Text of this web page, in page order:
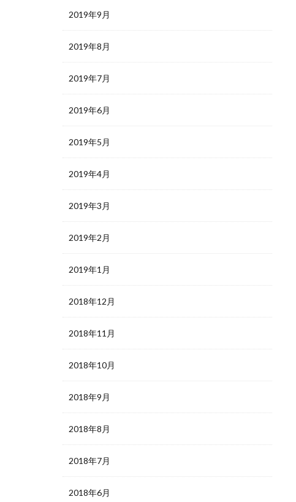
2019年9月
2019年8月
2019年7月
2019年6月
2019年5月
2019年4月
2019年3月
2019年2月
2019年1月
2018年12月
2018年11月
2018年10月
2018年9月
2018年8月
2018年7月
2018年6月